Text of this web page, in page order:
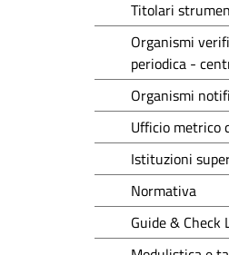
Titolari
Organismi
periodica -
Organismi
Ufficio metrico
Istituzioni
Normativa
Guide & Check